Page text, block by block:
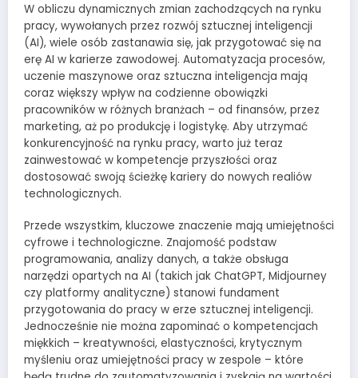
W obliczu dynamicznych zmian zachodzących na rynku
pracy, wywołanych przez rozwój sztucznej inteligencji
(AI), wiele osób zastanawia się, jak przygotować się na
erę AI w karierze zawodowej. Automatyzacja procesów,
uczenie maszynowe oraz sztuczna inteligencja mają
coraz większy wpływ na codzienne obowiązki
pracowników w różnych branżach – od finansów, przez
marketing, aż po produkcję i logistykę. Aby utrzymać
konkurencyjność na rynku pracy, warto już teraz
zainwestować w kompetencje przyszłości oraz
dostosować swoją ścieżkę kariery do nowych realiów
technologicznych.
Przede wszystkim, kluczowe znaczenie mają umiejętności
cyfrowe i technologiczne. Znajomość podstaw
programowania, analizy danych, a także obsługa
narzędzi opartych na AI (takich jak ChatGPT, Midjourney
czy platformy analityczne) stanowi fundament
przygotowania do pracy w erze sztucznej inteligencji.
Jednocześnie nie można zapominać o kompetencjach
miękkich – kreatywności, elastyczności, krytycznym
myśleniu oraz umiejętności pracy w zespole – które